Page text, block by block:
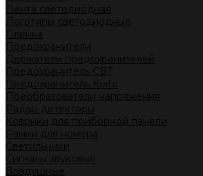
Лента светодиодная
Логотипы светодиодные
Пленка
Предохранители
Держатели предохранителей
Предохранитель CBT
Предохранитель Koito
Преобразователи напряжения
Радар-детекторы
Коврики для приборной панели
Рамки для номера
Светильники
Сигналы звуковые
Воздушные